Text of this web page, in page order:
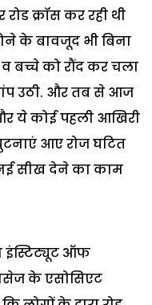
क्रॉस कर रही थी
के बावजूद भी बिना
बच्चे को रौंद कर चला
उठी. और तब से आज
ये कोई पहली आखिरी
आए रोज घटित
सीख देने का काम
इंस्टिट्यूट ऑफ
के एसोसिएट